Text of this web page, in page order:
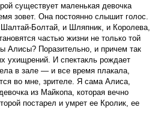
существует маленькая девочка
зовет. Она постоянно слышит голос.
Болтай, и Шляпник, и Королева,
частью жизни не только той
Алисы? Поразительно, и причем так
ухищрений. И спектакль рождает
в зале — и все время плакала,
во мне, зрителе. Я сама Алиса,
из Майкопа, которая вечно
постарел и умрет ее Кролик, ее